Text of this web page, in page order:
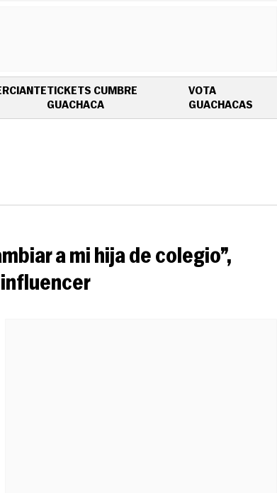
TICKETS CUMBRE
GUACHACAOPENS IN NEW WINDOW
VOTA
GUACHACAS
a mi hija de colegio”,